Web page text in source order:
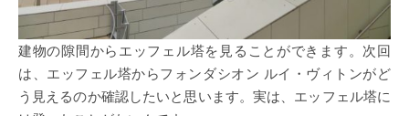
建物の隙間からエッフェル塔を見ることができます。次回
は、エッフェル塔からフォンダシオン ルイ・ヴィトンがど
う見えるのか確認したいと思います。実は、エッフェル塔に